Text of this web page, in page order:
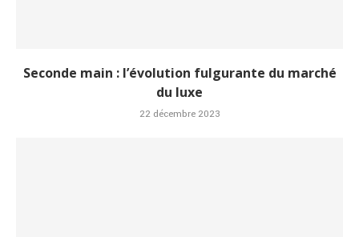
Seconde main : l’évolution fulgurante du marché
du luxe
22 décembre 2023